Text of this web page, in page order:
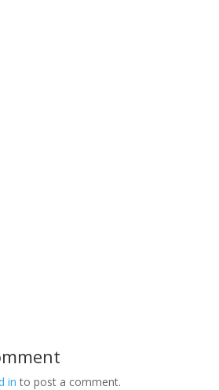
in to post a comment.